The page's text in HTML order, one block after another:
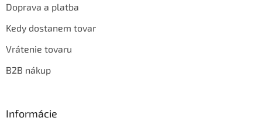
Doprava a platba
Kedy dostanem tovar
Vrátenie tovaru
B2B nákup
Informácie